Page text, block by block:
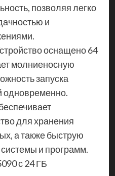
позволяя легко
и
оснащено 64
молниеносную
запуска
одновременно.
для хранения
а также быструю
и программ.
с 24 ГБ